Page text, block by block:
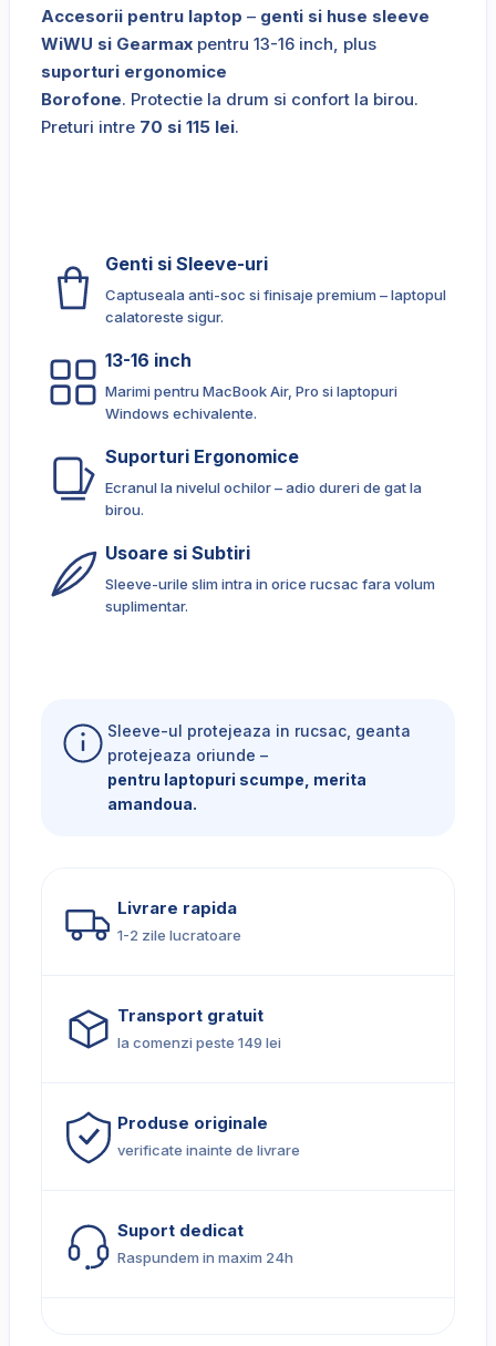
Accesorii pentru laptop – genti si huse sleeve
WiWU si Gearmax pentru 13-16 inch, plus
suporturi ergonomice
Borofone. Protectie la drum si confort la birou.
Preturi intre 70 si 115 lei.
Genti si Sleeve-uri
Captuseala anti-soc si finisaje premium – laptopul
calatoreste sigur.
13-16 inch
Marimi pentru MacBook Air, Pro si laptopuri
Windows echivalente.
Suporturi Ergonomice
Ecranul la nivelul ochilor – adio dureri de gat la
birou.
Usoare si Subtiri
Sleeve-urile slim intra in orice rucsac fara volum
suplimentar.
Sleeve-ul protejeaza in rucsac, geanta
protejeaza oriunde –
pentru laptopuri scumpe, merita
amandoua.
Livrare rapida
1-2 zile lucratoare
Transport gratuit
la comenzi peste 149 lei
Produse originale
verificate inainte de livrare
Suport dedicat
Raspundem in maxim 24h